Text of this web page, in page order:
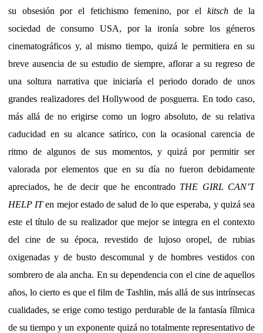
su obsesión por el fetichismo femenino, por el kitschde la
sociedad de consumo USA, por la ironía sobre los géneros
cinematográficos y, al mismo tiempo, quizá le permitiera en su
breve ausencia de su estudio de siempre, aflorar a su regreso de
una soltura narrativa que iniciaría el periodo dorado de unos
grandes realizadores del Hollywood de posguerra. En todo caso,
más allá de no erigirse como un logro absoluto, de su relativa
caducidad en su alcance satírico, con la ocasional carencia de
ritmo de algunos de sus momentos, y quizá por permitir ser
valorada por elementos que en su día no fueron debidamente
apreciados, he de decir que he encontrado THE GIRL CAN’T
HELP ITen mejor estado de salud de lo que esperaba, y quizá sea
este el título de su realizador que mejor se integra en el contexto
del cine de su época, revestido de lujoso oropel, de rubias
oxigenadas y de busto descomunal y de hombres vestidos con
sombrero de ala ancha. En su dependencia con el cine de aquellos
años, lo cierto es que el film de Tashlin, más allá de sus intrínsecas
cualidades, se erige como testigo perdurable de la fantasía fílmica
de su tiempo y un exponente quizá no totalmente representativo de